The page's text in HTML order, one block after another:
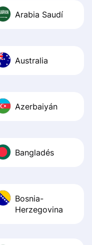
Arabia Saudí
Australia
Azerbaiyán
Bangladés
Bosnia-
Herzegovina